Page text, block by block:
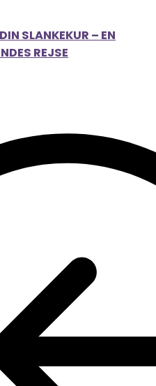
SLANKEKUR – EN
REJSE